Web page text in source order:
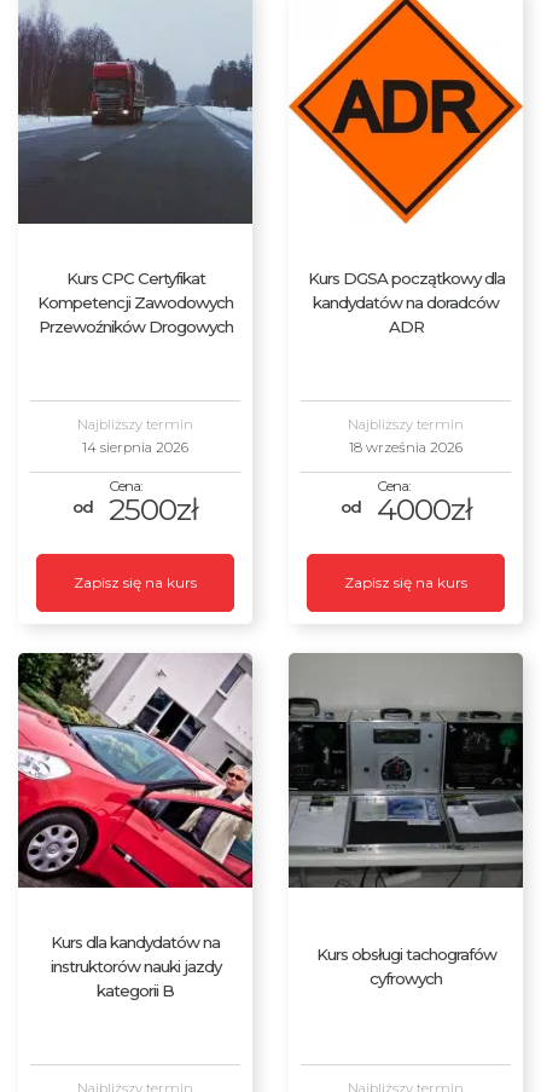
Kurs CPC Certyfikat
Kompetencji Zawodowych
Przewoźników Drogowych
Najbliższy termin
14 sierpnia 2026
2500zł
Zapisz się na kurs
Kurs DGSA początkowy dla
kandydatów na doradców
ADR
Najbliższy termin
18 września 2026
4000zł
Zapisz się na kurs
Kurs dla kandydatów na
instruktorów nauki jazdy
kategorii B
Najbliższy termin
Kurs obsługi tachografów
cyfrowych
Najbliższy termin